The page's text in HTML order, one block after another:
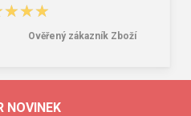
Ověřený zákazník Zboží
NOVINEK